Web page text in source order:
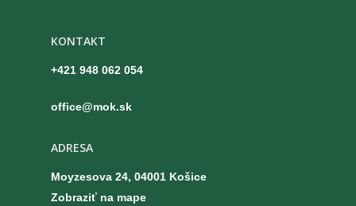
KONTAKT
+421 948 062 054
office@mok.sk
ADRESA
Moyzesova 24, 04001 Košice
Zobraziť na mape